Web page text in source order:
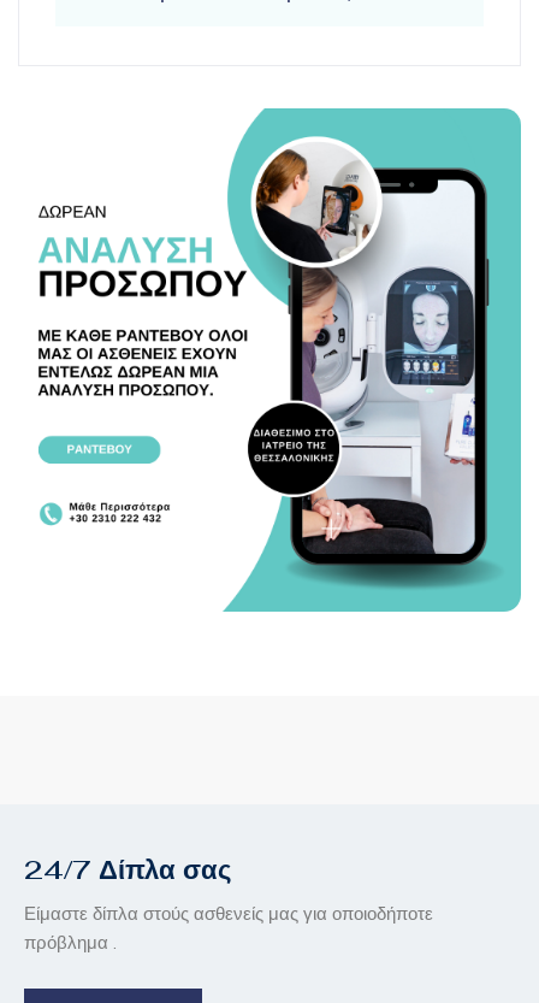
24/7 Δίπλα σας
Είμαστε δίπλα στούς ασθενείς μας για οποιοδήποτε
πρόβλημα .